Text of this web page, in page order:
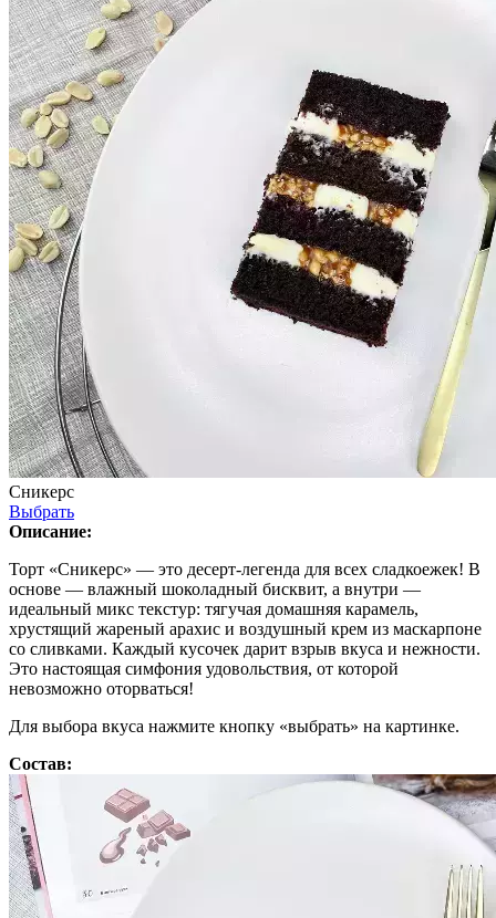
Сникерс
Выбрать
Описание:
Торт «Сникерс» — это десерт-легенда для всех сладкоежек! В
основе — влажный шоколадный бисквит, а внутри —
идеальный микс текстур: тягучая домашняя карамель,
хрустящий жареный арахис и воздушный крем из маскарпоне
со сливками. Каждый кусочек дарит взрыв вкуса и нежности.
Это настоящая симфония удовольствия, от которой
невозможно оторваться!
Для выбора вкуса нажмите кнопку «выбрать» на картинке.
Состав: